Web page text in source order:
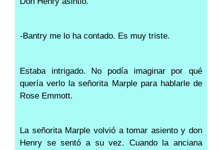
-Bantry me lo ha contado. Es muy triste.
Estaba intrigado. No podía imaginar por qué
quería verlo la señorita Marple para hablarle de
Rose Emmott.
La señorita Marple volvió a tomar asiento y don
Henry se sentó a su vez. Cuando la anciana